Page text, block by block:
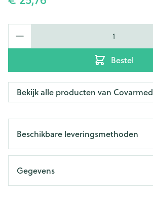
Bestel
Bekijk alle producten van Covarmed
Beschikbare leveringsmethoden
Gegevens